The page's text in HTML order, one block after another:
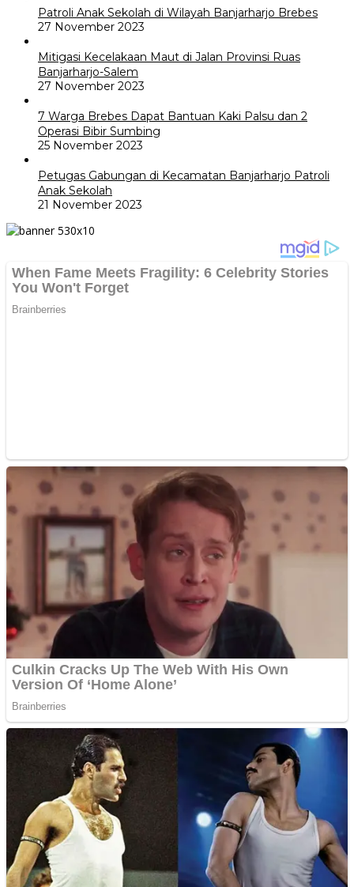
Patroli Anak Sekolah di Wilayah Banjarharjo Brebes
27 November 2023
Mitigasi Kecelakaan Maut di Jalan Provinsi Ruas
Banjarharjo-Salem
27 November 2023
7 Warga Brebes Dapat Bantuan Kaki Palsu dan 2
Operasi Bibir Sumbing
25 November 2023
Petugas Gabungan di Kecamatan Banjarharjo Patroli
Anak Sekolah
21 November 2023